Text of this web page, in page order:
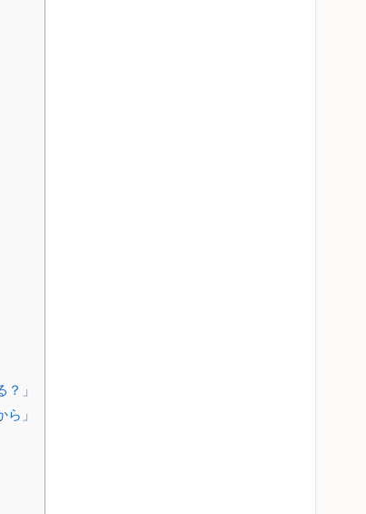
」
」